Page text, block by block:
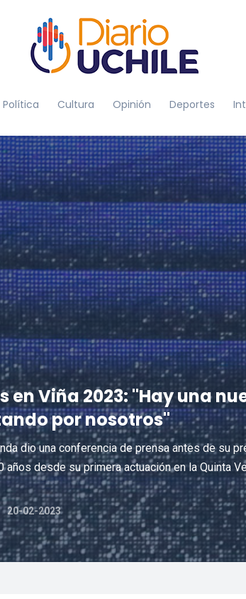
Política Cultura Opinión Deportes
en Viña 2023: "Hay una
por nosotros"
dio una conferencia de prensa antes de su
años desde su primera actuación en la Quinta
20-02-2023